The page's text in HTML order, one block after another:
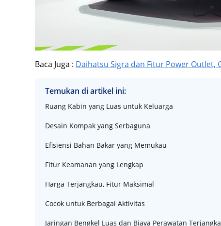
Baca Juga : Daihatsu Sigra dan Fitur Power Outlet,
Temukan di artikel ini:
Ruang Kabin yang Luas untuk Keluarga
Desain Kompak yang Serbaguna
Efisiensi Bahan Bakar yang Memukau
Fitur Keamanan yang Lengkap
Harga Terjangkau, Fitur Maksimal
Cocok untuk Berbagai Aktivitas
Jaringan Bengkel Luas dan Biaya Perawatan